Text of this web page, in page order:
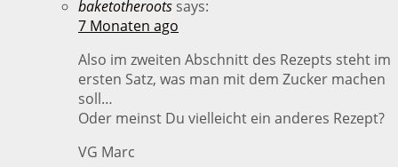
baketotheroots says:
7 Monaten ago
Also im zweiten Abschnitt des Rezepts steht im
ersten Satz, was man mit dem Zucker machen
soll…
Oder meinst Du vielleicht ein anderes Rezept?
VG Marc